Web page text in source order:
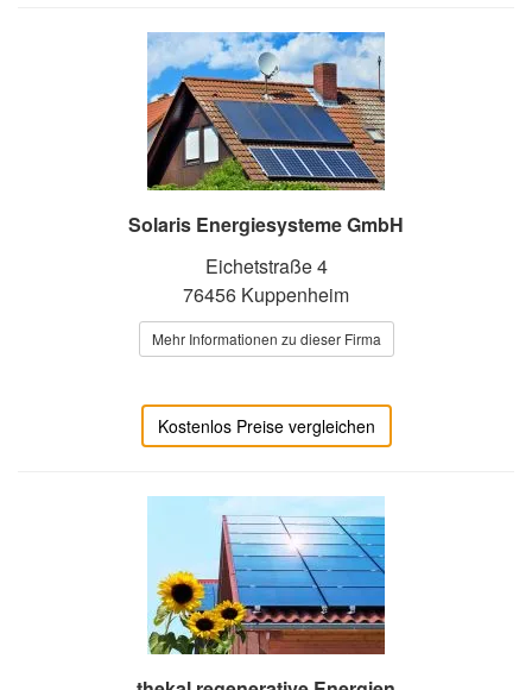
Solaris Energiesysteme GmbH
Eichetstraße 4
76456 Kuppenheim
Mehr Informationen zu dieser Firma
Kostenlos Preise vergleichen